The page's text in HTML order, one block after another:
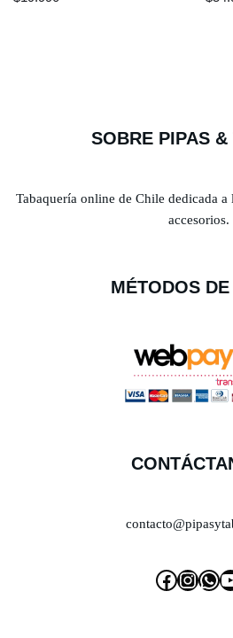
SOBRE PIPAS &
Tabaquería online de Chile dedicada a
accesorios.
MÉTODOS